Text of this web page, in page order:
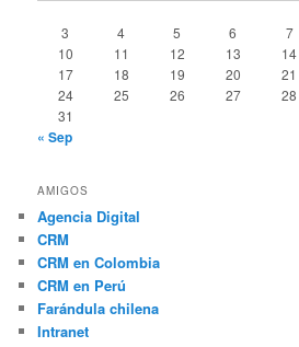
3
4 5 6 7
10
11 12 13 14
17
18 19 20 21
24
25 26 27 28
31
« Sep
AMIGOS
Agencia Digital
CRM
CRM en Colombia
CRM en Perú
Farándula chilena
Intranet